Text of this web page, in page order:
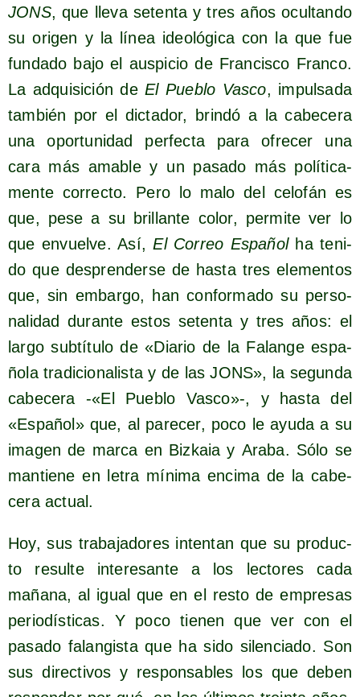
JONS, que lle­va seten­ta y tres años ocul­tan­do
su ori­gen y la línea ideo­ló­gi­ca con la que fue
fun­da­do bajo el aus­pi­cio de Fran­cis­co Fran­co.
La adqui­si­ción deEl Pue­blo Vas­co, impul­sa­da
tam­bién por el dic­ta­dor, brin­dó a la cabe­ce­ra
una opor­tu­ni­dad per­fec­ta para ofre­cer una
cara más ama­ble y un pasa­do más polí­ti­ca­
men­te correc­to. Pero lo malo del celo­fán es
que, pese a su bri­llan­te color, per­mi­te ver lo
que envuel­ve. Así,El Correo Espa­ñolha teni­
do que des­pren­der­se de has­ta tres ele­men­tos
que, sin embar­go, han con­for­ma­do su per­so­
na­li­dad duran­te estos seten­ta y tres años: el
lar­go sub­tí­tu­lo de «Dia­rio de la Falan­ge espa­
ño­la tra­di­cio­na­lis­ta y de las JONS», la segun­da
cabe­ce­ra -«El Pue­blo Vas­co»-, y has­ta del
«Espa­ñol» que, al pare­cer, poco le ayu­da a su
ima­gen de mar­ca en Biz­kaia y Ara­ba. Sólo se
man­tie­ne en letra míni­ma enci­ma de la cabe­
ce­ra actual.
Hoy, sus tra­ba­ja­do­res inten­tan que su pro­duc­
to resul­te intere­san­te a los lec­to­res cada
maña­na, al igual que en el res­to de empre­sas
perio­dís­ti­cas. Y poco tie­nen que ver con el
pasa­do falan­gis­ta que ha sido silen­cia­do. Son
sus direc­ti­vos y res­pon­sa­bles los que deben